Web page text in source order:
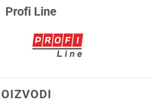
Profi Line